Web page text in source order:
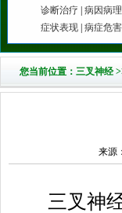
诊断治疗
病因病理
症状表现 病症危害
您当前位置： 三叉神经
来源
三叉神经